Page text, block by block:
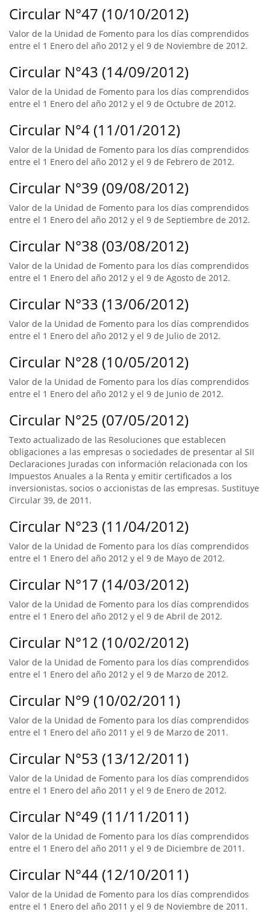
Circular N°47 (10/10/2012)
Valor de la Unidad de Fomento para los días comprendidos
entre el 1 Enero del año 2012 y el 9 de Noviembre de 2012.
Circular N°43 (14/09/2012)
Valor de la Unidad de Fomento para los días comprendidos
entre el 1 Enero del año 2012 y el 9 de Octubre de 2012.
Circular N°4 (11/01/2012)
Valor de la Unidad de Fomento para los días comprendidos
entre el 1 Enero del año 2012 y el 9 de Febrero de 2012.
Circular N°39 (09/08/2012)
Valor de la Unidad de Fomento para los días comprendidos
entre el 1 Enero del año 2012 y el 9 de Septiembre de 2012.
Circular N°38 (03/08/2012)
Valor de la Unidad de Fomento para los días comprendidos
entre el 1 Enero del año 2012 y el 9 de Agosto de 2012.
Circular N°33 (13/06/2012)
Valor de la Unidad de Fomento para los días comprendidos
entre el 1 Enero del año 2012 y el 9 de Julio de 2012.
Circular N°28 (10/05/2012)
Valor de la Unidad de Fomento para los días comprendidos
entre el 1 Enero del año 2012 y el 9 de Junio de 2012.
Circular N°25 (07/05/2012)
Texto actualizado de las Resoluciones que establecen
obligaciones a las empresas o sociedades de presentar al SII
Declaraciones Juradas con información relacionada con los
Impuestos Anuales a la Renta y emitir certificados a los
inversionistas, socios o accionistas de las empresas. Sustituye
Circular 39, de 2011.
Circular N°23 (11/04/2012)
Valor de la Unidad de Fomento para los días comprendidos
entre el 1 Enero del año 2012 y el 9 de Mayo de 2012.
Circular N°17 (14/03/2012)
Valor de la Unidad de Fomento para los días comprendidos
entre el 1 Enero del año 2012 y el 9 de Abril de 2012.
Circular N°12 (10/02/2012)
Valor de la Unidad de Fomento para los días comprendidos
entre el 1 Enero del año 2012 y el 9 de Marzo de 2012.
Circular N°9 (10/02/2011)
Valor de la Unidad de Fomento para los días comprendidos
entre el 1 Enero del año 2011 y el 9 de Marzo de 2011.
Circular N°53 (13/12/2011)
Valor de la Unidad de Fomento para los días comprendidos
entre el 1 Enero del año 2011 y el 9 de Enero de 2012.
Circular N°49 (11/11/2011)
Valor de la Unidad de Fomento para los días comprendidos
entre el 1 Enero del año 2011 y el 9 de Diciembre de 2011.
Circular N°44 (12/10/2011)
Valor de la Unidad de Fomento para los días comprendidos
entre el 1 Enero del año 2011 y el 9 de Noviembre de 2011.